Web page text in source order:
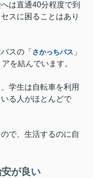
は直通40分程度で到
スに困ることはあり
スの「 さかっちバス 」
を結んでいます。
学生は自転車を利用
る人がほとんどで
で、生活するのに自
が良い